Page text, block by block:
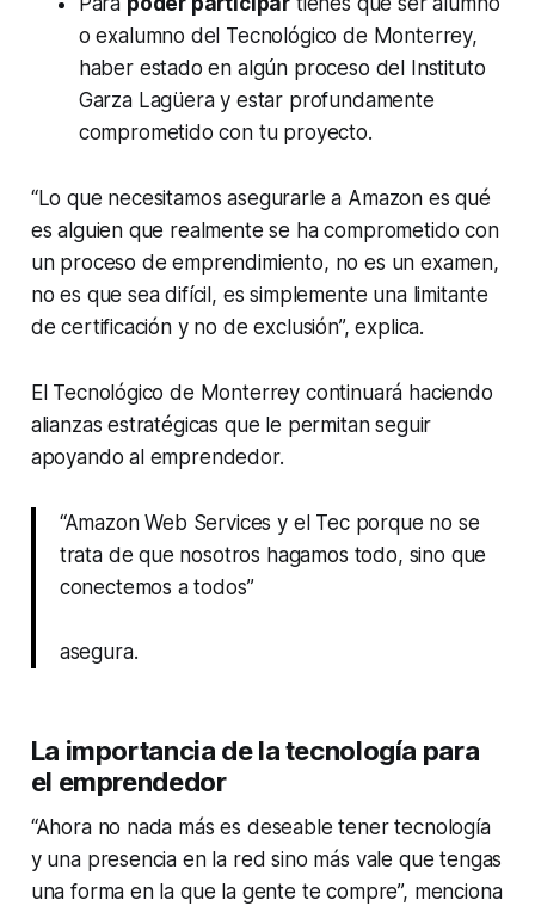
o exalumno del Tecnológico de Monterrey,
haber estado en algún proceso del Instituto
Garza Lagüera y estar profundamente
comprometido con tu proyecto.
“Lo que necesitamos asegurarle a Amazon es qué
es alguien que realmente se ha comprometido con
un proceso de emprendimiento, no es un examen,
no es que sea difícil, es simplemente una limitante
de certificación y no de exclusión”, explica.
El Tecnológico de Monterrey continuará haciendo
alianzas estratégicas que le permitan seguir
apoyando al emprendedor.
“Amazon Web Services y el Tec porque no se
trata de que nosotros hagamos todo, sino que
conectemos a todos”
asegura.
La importancia de la tecnología para
el emprendedor
“Ahora no nada más es deseable tener tecnología
y una presencia en la red sino más vale que tengas
una forma en la que la gente te compre”, menciona